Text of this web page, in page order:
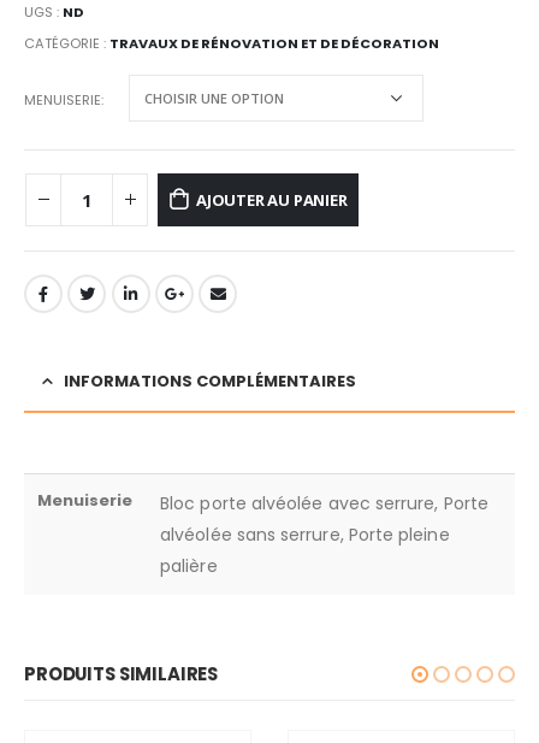
UGS : ND
CATÉGORIE : TRAVAUX DE RÉNOVATION ET DE DÉCORATION
MENUISERIE
AJOUTER AU PANIER
INFORMATIONS COMPLÉMENTAIRES
Menuiserie
Bloc porte alvéolée avec serrure, Porte
alvéolée sans serrure, Porte pleine
palière
PRODUITS SIMILAIRES